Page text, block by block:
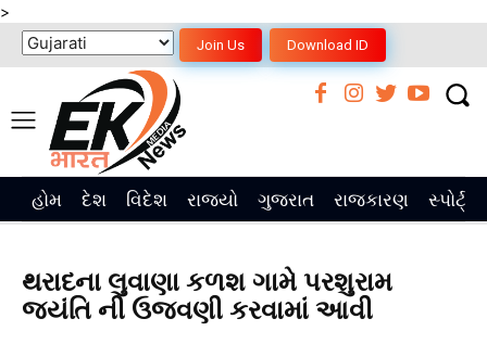
>
Join Us Download ID
હોમ દેશ વિદેશ રાજ્યો ગુજરાત રાજકારણ સ્પોર્ટ્સ
થરાદના લુવાણા કળશ ગામે પરશુરામ
જયંતિ ની ઉજવણી કરવામાં આવી